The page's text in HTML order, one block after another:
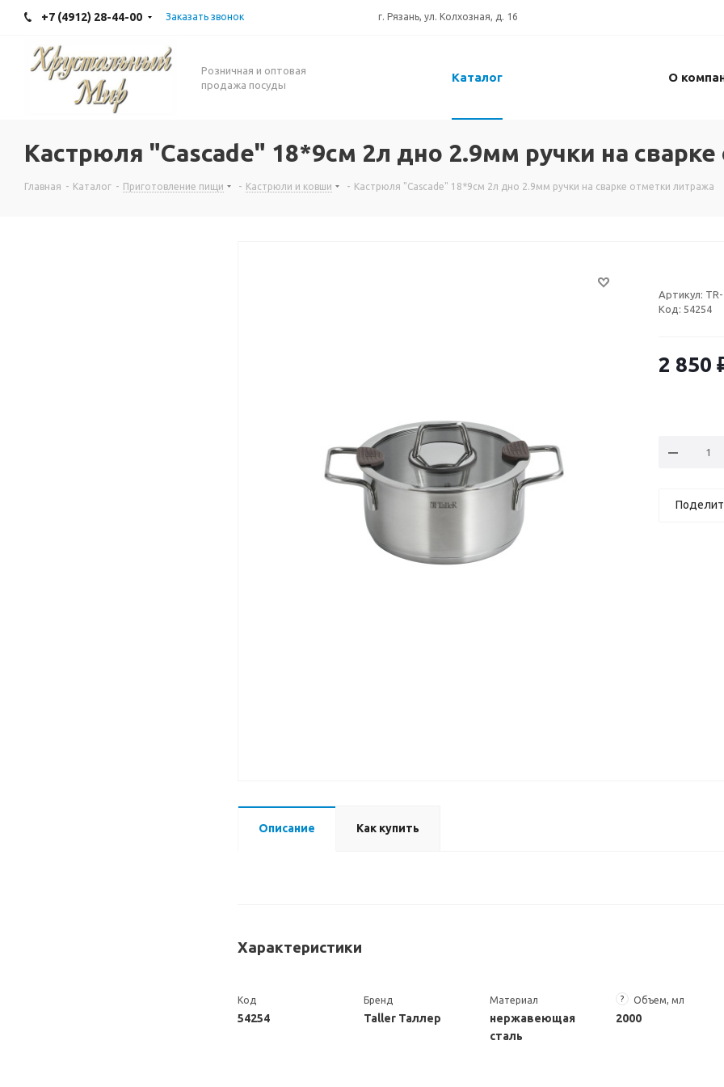
+7 (4912) 28-44-00 Заказать звонок г. Рязань, ул. Колхозная, д. 16
Розничная и оптовая
продажа посуды
Каталог О
Кастрюля "Сascade" 18*9см 2л дно 2.9мм ручки на
Главная - Каталог - Приготовление пищи - Кастрюли и ковши - Кастрюля "Сascade" 18*9см 2л дно 2.9мм ручки на сварке отметки литража
Артикул:
Код: 54254
2 850
Описание Как купить
Характеристики
Код
54254
Бренд
Taller Таллер
Материал
нержавеющая
сталь
? Объем, мл
2000